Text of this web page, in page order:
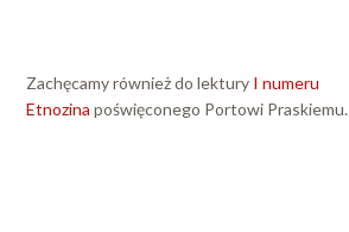
Zachęcamy również do lektury I numeru
Etnozina poświęconego Portowi Praskiemu.